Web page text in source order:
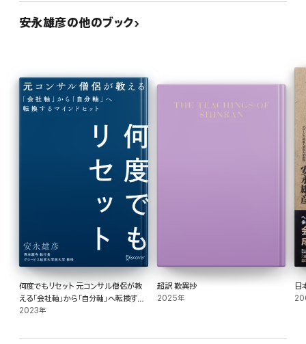
安永雄彦の他のブック
何度でもリセット 元コンサル僧侶が教
える「会社軸」から「自分軸」へ転換する
マインドセット
2023年
超訳 歎異抄
2025年
日